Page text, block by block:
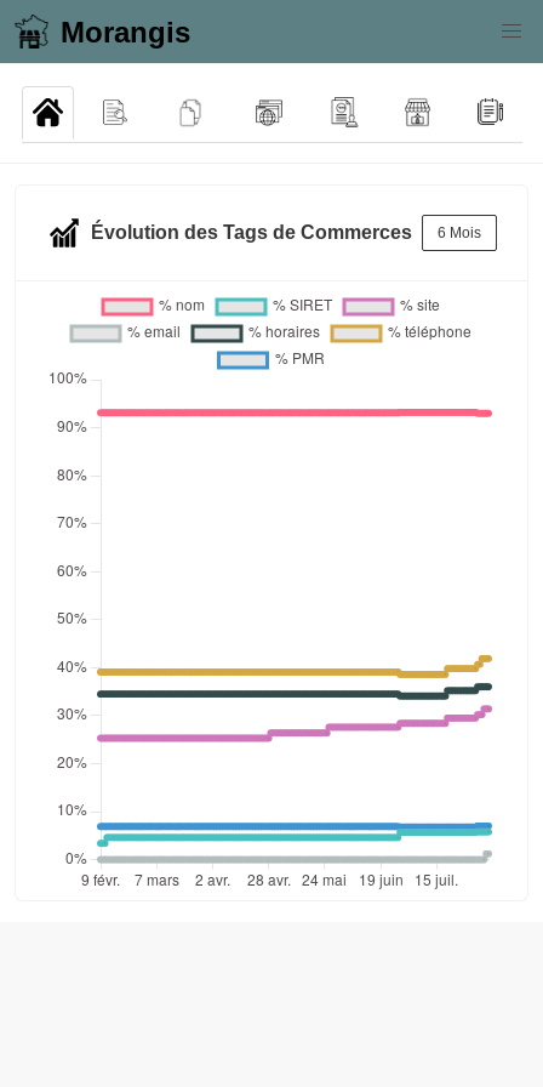
Morangis
Évolution des Tags de Commerces 6 Mois